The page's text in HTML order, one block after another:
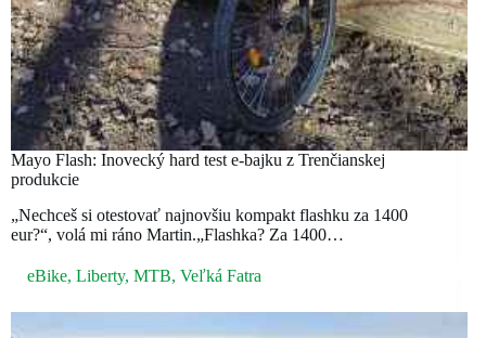
Mayo Flash: Inovecký hard test e-bajku z Trenčianskej
produkcie
„Nechceš si otestovať najnovšiu kompakt flashku za 1400
eur?“, volá mi ráno Martin.„Flashka? Za 1400…
eBike, Liberty, MTB, Veľká Fatra